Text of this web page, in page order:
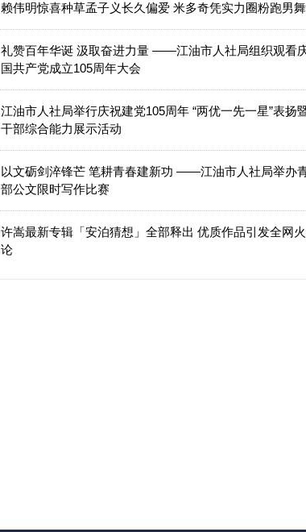
赖伟明惊喜种草孟子义长久偏爱 米多奇凭实力圈粉跑男
礼赞百年华诞 汲取奋进力量 ——江油市人社局组织观看
国共产党成立105周年大会
江油市人社局举行庆祝建党105周年 “两优一先一星”表扬
干部综合能力展示活动
以文砺剑淬锋芒 笔耕青春建新功 ——江油市人社局举办
部公文限时写作比赛
许嵩最新专辑「安泊猜想」全部释出 优质作品引发全网
论